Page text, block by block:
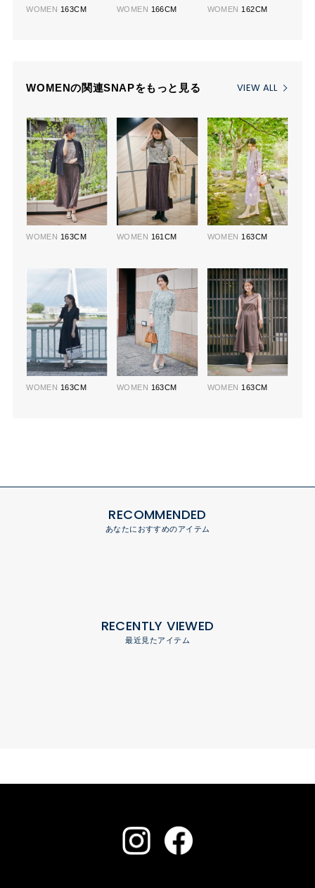
WOMEN 163CM WOMEN 166CM WOMEN 162CM
WOMENの関連SNAPをもっと見る VIEW ALL
WOMEN 163CM WOMEN 161CM WOMEN 163CM
WOMEN 163CM WOMEN 163CM WOMEN 163CM
RECOMMENDED
あなたにおすすめのアイテム
RECENTLY VIEWED
最近見たアイテム